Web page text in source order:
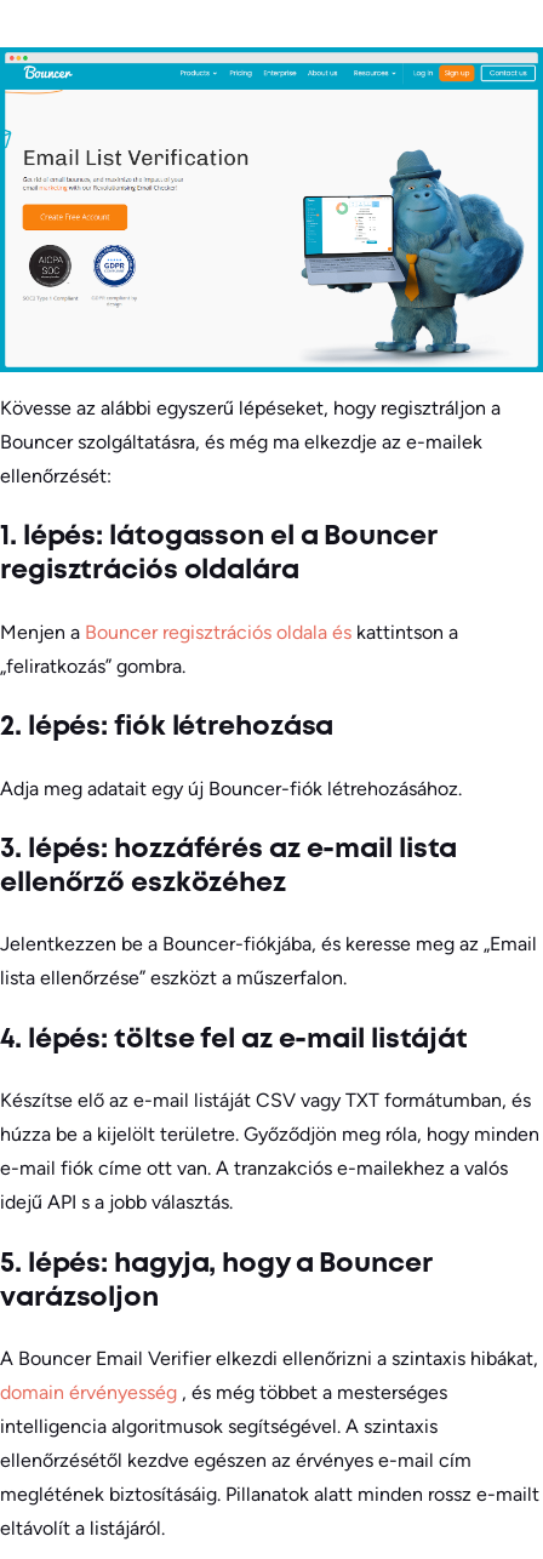
Kövesse az alábbi egyszerű lépéseket, hogy regisztráljon a
Bouncer szolgáltatásra, és még ma elkezdje az e-mailek
ellenőrzését:
1. lépés: látogasson el a Bouncer
regisztrációs oldalára
Menjen a Bouncer regisztrációs oldala és kattintson a
„feliratkozás” gombra.
2. lépés: fiók létrehozása
Adja meg adatait egy új Bouncer-fiók létrehozásához.
3. lépés: hozzáférés az e-mail lista
ellenőrző eszközéhez
Jelentkezzen be a Bouncer-fiókjába, és keresse meg az „Email
lista ellenőrzése” eszközt a műszerfalon.
4. lépés: töltse fel az e-mail listáját
Készítse elő az e-mail listáját CSV vagy TXT formátumban, és
húzza be a kijelölt területre. Győződjön meg róla, hogy minden
e-mail fiók címe ott van. A tranzakciós e-mailekhez a valós
idejű API s a jobb választás.
5. lépés: hagyja, hogy a Bouncer
varázsoljon
A Bouncer Email Verifier elkezdi ellenőrizni a szintaxis hibákat,
domain érvényesség , és még többet a mesterséges
intelligencia algoritmusok segítségével. A szintaxis
ellenőrzésétől kezdve egészen az érvényes e-mail cím
meglétének biztosításáig. Pillanatok alatt minden rossz e-mailt
eltávolít a listájáról.